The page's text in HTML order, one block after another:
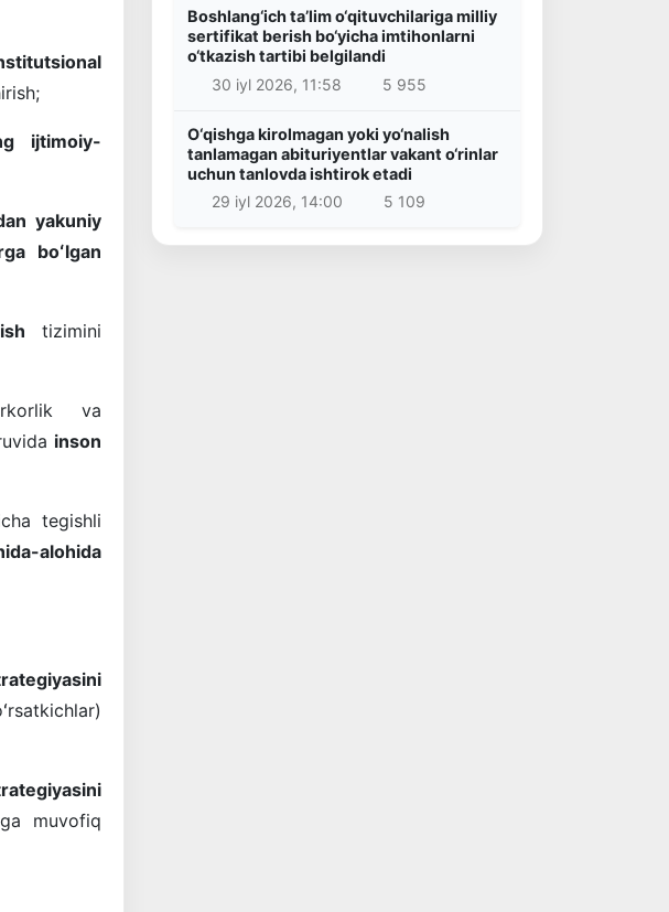
ijtimoiy-
yakuniy
boʻlgan
tizimini
va
inson
tegishli
alohida
muvofiq
Boshlang‘ich ta’lim o‘qituvchilariga milliy
sertifikat berish bo‘yicha imtihonlarni
o‘tkazish tartibi belgilandi
30 iyl 2026, 11:58
5 955
O‘qishga kirolmagan yoki yo‘nalish
tanlamagan abituriyentlar vakant o‘rinlar
uchun tanlovda ishtirok etadi
29 iyl 2026, 14:00
5 109